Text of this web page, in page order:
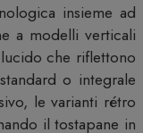
insieme ad
a modelli verticali
che riflettono
o integrale
le varianti rétro
il tostapane in